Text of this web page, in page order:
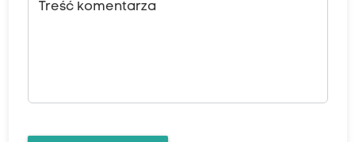
Treść komentarza